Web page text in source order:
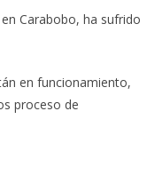
Carabobo, ha sufrido
en funcionamiento,
proceso de